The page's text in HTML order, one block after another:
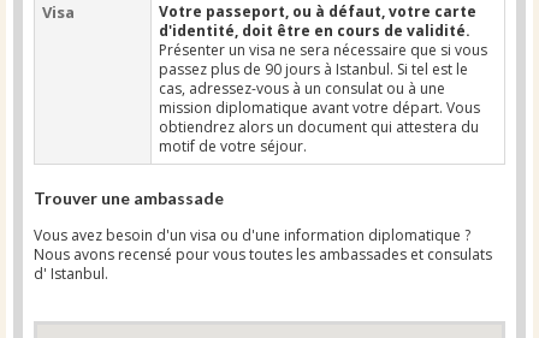
Visa
Votre passeport, ou à défaut, votre carte
d'identité, doit être en cours de validité.
Présenter un visa ne sera nécessaire que si vous
passez plus de 90 jours à Istanbul. Si tel est le
cas, adressez-vous à un consulat ou à une
mission diplomatique avant votre départ. Vous
obtiendrez alors un document qui attestera du
motif de votre séjour.
Trouver une ambassade
Vous avez besoin d'un visa ou d'une information diplomatique ?
Nous avons recensé pour vous toutes les ambassades et consulats
d' Istanbul.